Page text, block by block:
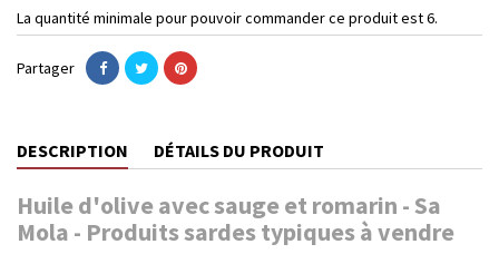
La quantité minimale pour pouvoir commander ce produit est 6.
Partager
DESCRIPTION DÉTAILS DU PRODUIT
Huile d'olive avec sauge et romarin - Sa
Mola - Produits sardes typiques à vendre